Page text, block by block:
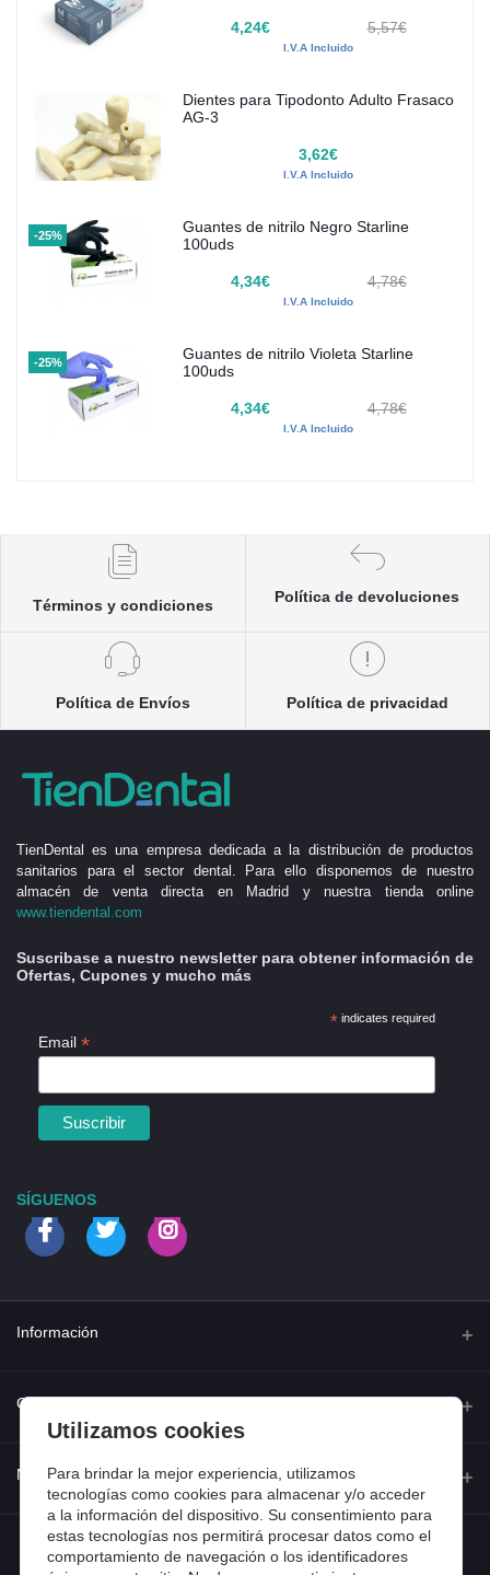
4,24€ 5,57€
I.V.A Incluido
Dientes para Tipodonto Adulto Frasaco
AG-3
3,62€
I.V.A Incluido
-25%
Guantes de nitrilo Negro Starline
100uds
4,34€ 4,78€
I.V.A Incluido
-25%
Guantes de nitrilo Violeta Starline
100uds
4,34€ 4,78€
I.V.A Incluido
Términos y condiciones
Política de devoluciones
Política de Envíos Política de privacidad
TienDental es una empresa dedicada a la distribución de productos
sanitarios para el sector dental. Para ello disponemos de nuestro
almacén de venta directa en Madrid y nuestra tienda online
www.tiendental.com
Suscribase a nuestro newsletter para obtener información de
Ofertas, Cupones y mucho más
*indicates required
Email *
SÍGUENOS
Información
Quienes somos
Contacta con nosotros
Dónde estamos
Preguntas frecuentes
Entradas de blog
Contacto
Dirección
Calle Ferraz 42, Madrid
Teléfono
918 13 81 81
Mi cuenta
Iniciar sesión
Utilizamos cookies
Para brindar la mejor experiencia, utilizamos
tecnologías como cookies para almacenar y/o acceder
a la información del dispositivo. Su consentimiento para
estas tecnologías nos permitirá procesar datos como el
comportamiento de navegación o los identificadores